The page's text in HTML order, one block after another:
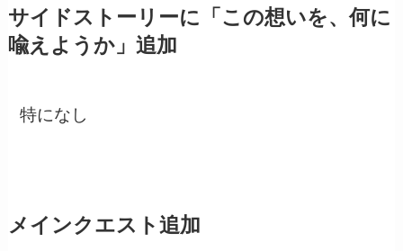
サイドストーリーに「この想いを、何に
喩えようか」追加
特になし
メインクエスト追加